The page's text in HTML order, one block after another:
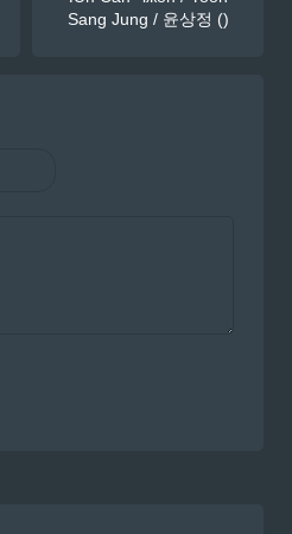
Sang Jung / 윤상정 ()